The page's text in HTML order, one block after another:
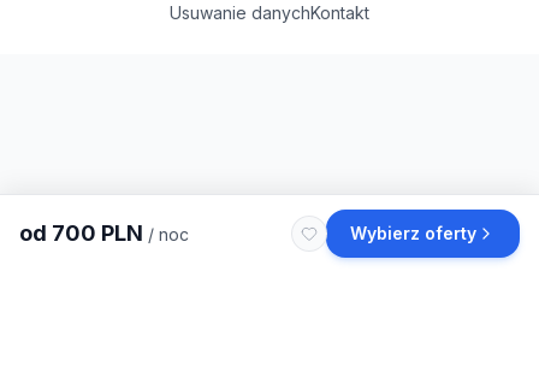
od 700 PLN / noc Wybierz oferty
Usuwanie danychKontakt